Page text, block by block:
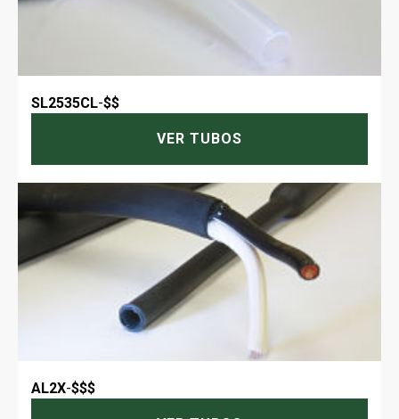
SL2535CL-$$
VER TUBOS
AL2X-$$$